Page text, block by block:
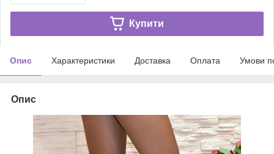
Купити
Опис Характеристики Доставка Оплата Умови
Опис